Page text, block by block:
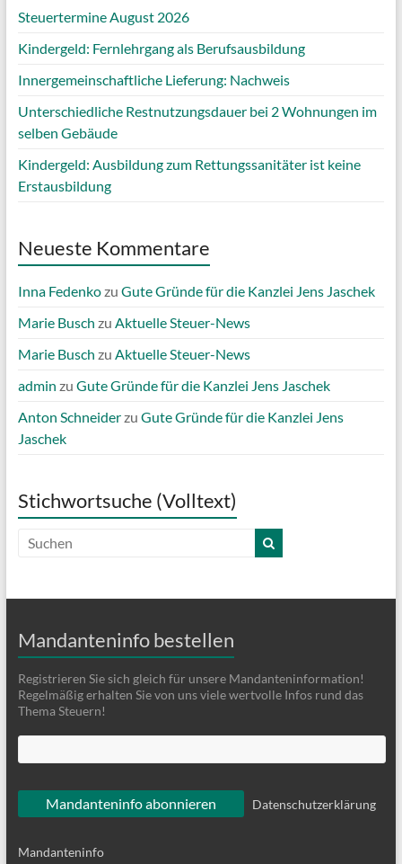
Steuertermine August 2026
Kindergeld: Fernlehrgang als Berufsausbildung
Innergemeinschaftliche Lieferung: Nachweis
Unterschiedliche Restnutzungsdauer bei 2 Wohnungen im
selben Gebäude
Kindergeld: Ausbildung zum Rettungssanitäter ist keine
Erstausbildung
Neueste Kommentare
Inna Fedenkozu Gute Gründe für die Kanzlei Jens Jaschek
Marie Busch zu Aktuelle Steuer-News
Marie Busch zu Aktuelle Steuer-News
admin zu Gute Gründe für die Kanzlei Jens Jaschek
Anton Schneiderzu Gute Gründe für die Kanzlei Jens
Jaschek
Stichwortsuche (Volltext)
Mandanteninfo bestellen
Registrieren Sie sich gleich für unsere Mandanteninformation!
Regelmäßig erhalten Sie von uns viele wertvolle Infos rund das
Thema Steuern!
Datenschutzerklärung
Mandanteninfo